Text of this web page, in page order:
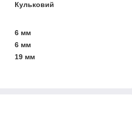
Кульковий
6 мм
6 мм
19 мм